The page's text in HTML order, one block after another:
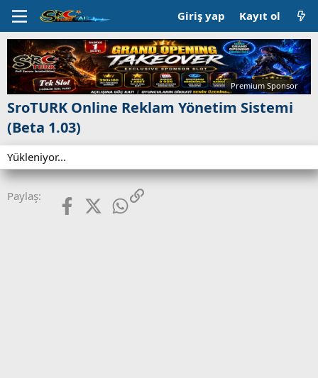
Giriş yap Kayıt ol
Premium Sponsor
SroTURK Online Reklam Yönetim Sistemi
(Beta 1.03)
Yükleniyor...
Paylaş: FacebookX (Twitter)WhatsApp
Link